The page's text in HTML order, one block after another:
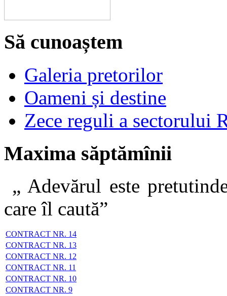
Să cunoaștem
Galeria pretorilor
Oameni și destine
Zece reguli a sectorului
Maxima săptămînii
„ Adevărul este
care îl
CONTRACT NR. 14
CONTRACT NR. 13
CONTRACT NR. 12
CONTRACT NR. 11
CONTRACT NR. 10
CONTRACT NR. 9